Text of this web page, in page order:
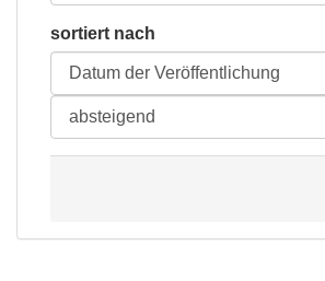
sortiert nach